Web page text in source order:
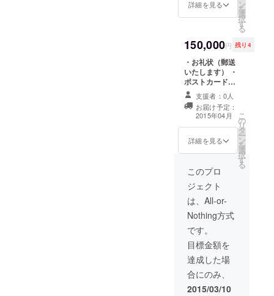
券30枚（有効期
限2015年4月か
まで）（10枚分
を3セット
※CAMPFIRE限
定特別価格にて
ご提供）
ページとゲスト
店時にゲストハ
ウスに自筆のよ
るプレートを作
成し、差し替え
いたします。 ・
オープニングサ
マーパーティご
招待券 ・もっと
防府を好きに
めの宿泊券60枚
（有効期限2015
年5月末まで）
（10枚分を6
セット
※CAMPFIRE限
定特別価格にて
ご提供）
詳細を見る ン
を
選
択
す
る
150,000円 残り4
・お礼状（郵送
いたします） ・
ポストカード
（郵送いたしま
す） ・進行状況
報告をメールで
お知らせ ・名前
入れ（ホーム
ページとゲスト
から1年間） ※来
店時にゲストハ
ウスに自筆のよ
るプレートを作
成し、差し替え
いたします。 ・
オープニングサ
マーパーティご
招待券 ・もっと
防府を大好きに
なってもらうた
めの宿泊券60枚
（有効期限2015
支援者：0人
お届け予定：
2015年04月
詳細を見る
こ
の
リ
タ
ー
ン
を
選
択
す
る
このプロ
ジェクト
は、All-or-
Nothing方式
です。
目標金額を
達成した場
合にのみ、
2015/03/10